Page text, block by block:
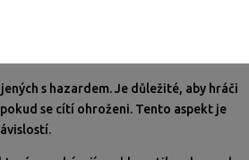
a prevence závislostí. Provozovatelé
závislými. Tyto programy zahrnují
na hrách.
s hazardem. Je důležité, aby hráči
se cítí ohroženi. Tento aspekt je